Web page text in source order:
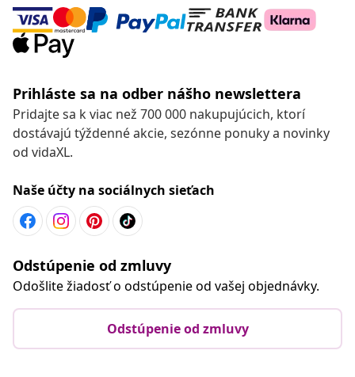
Prihláste sa na odber nášho newslettera
Pridajte sa k viac než 700 000 nakupujúcich, ktorí
dostávajú týždenné akcie, sezónne ponuky a novinky
od vidaXL.
Naše účty na sociálnych sieťach
Odstúpenie od zmluvy
Odošlite žiadosť o odstúpenie od vašej objednávky.
Odstúpenie od zmluvy